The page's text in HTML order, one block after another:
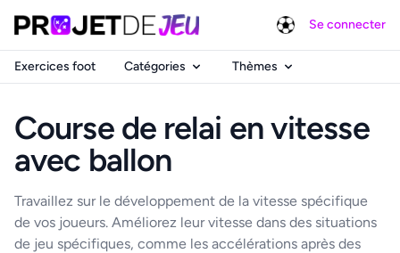
Se connecter
Exercices foot Catégories Thèmes
Course de relai en vitesse
avec ballon
Travaillez sur le développement de la vitesse spécifique
de vos joueurs. Améliorez leur vitesse dans des situations
de jeu spécifiques, comme les accélérations après des